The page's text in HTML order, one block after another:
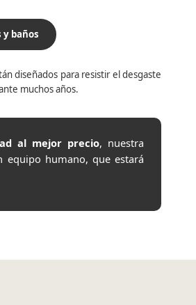
y baños
diseñados para resistir el desgaste
muchos años.
al mejor precio, nuestra
equipo humano, que estará